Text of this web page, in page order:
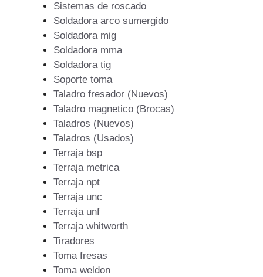
Sistemas de roscado
Soldadora arco sumergido
Soldadora mig
Soldadora mma
Soldadora tig
Soporte toma
Taladro fresador (Nuevos)
Taladro magnetico (Brocas)
Taladros (Nuevos)
Taladros (Usados)
Terraja bsp
Terraja metrica
Terraja npt
Terraja unc
Terraja unf
Terraja whitworth
Tiradores
Toma fresas
Toma weldon